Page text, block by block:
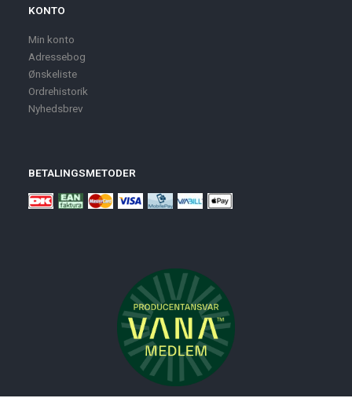
KONTO
Min konto
Adressebog
Ønskeliste
Ordrehistorik
Nyhedsbrev
BETALINGSMETODER